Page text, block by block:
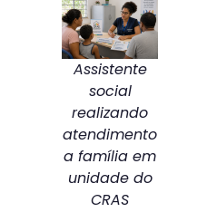
Assistente
social
realizando
atendimento
a família em
unidade do
CRAS